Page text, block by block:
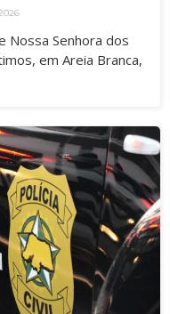
Nossa Senhora dos
em Areia Branca,